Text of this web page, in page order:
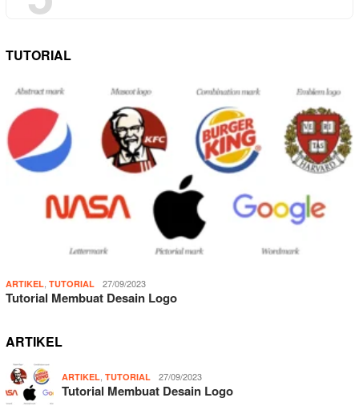
TUTORIAL
ARTIKEL TUTORIAL 27/09/2023
Tutorial Membuat Desain Logo
ARTIKEL
ARTIKEL TUTORIAL 27/09/2023
Tutorial Membuat Desain Logo